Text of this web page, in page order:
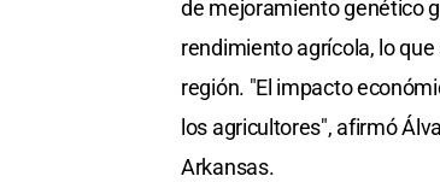
de mejoramiento genético
rendimiento agrícola, lo
región. "El impacto
los agricultores", afirmó
Arkansas.